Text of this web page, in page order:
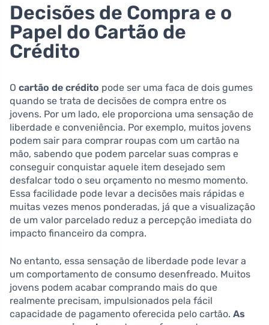
Decisões de Compra e o
Papel do Cartão de
Crédito
O cartão de crédito pode ser uma faca de dois gumes
quando se trata de decisões de compra entre os
jovens. Por um lado, ele proporciona uma sensação de
liberdade e conveniência. Por exemplo, muitos jovens
podem sair para comprar roupas com um cartão na
mão, sabendo que podem parcelar suas compras e
conseguir conquistar aquele item desejado sem
desfalcar todo o seu orçamento no mesmo momento.
Essa facilidade pode levar a decisões mais rápidas e
muitas vezes menos ponderadas, já que a visualização
de um valor parcelado reduz a percepção imediata do
impacto financeiro da compra.
No entanto, essa sensação de liberdade pode levar a
um comportamento de consumo desenfreado. Muitos
jovens podem acabar comprando mais do que
realmente precisam, impulsionados pela fácil
capacidade de pagamento oferecida pelo cartão. As